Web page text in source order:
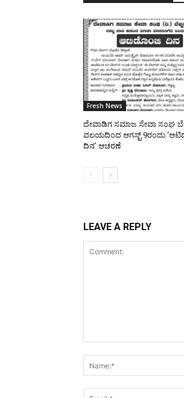
Fresh News
ದೇವಾಡಿಗ ಸಮಾಜ ಸೇವಾ ಸಂಘ
ವಲಯದಿಂದ ಆಗಸ್ಟ್ 9ರಂದು
ದಿನ’ ಆಚರಣೆ
LEAVE A REPLY